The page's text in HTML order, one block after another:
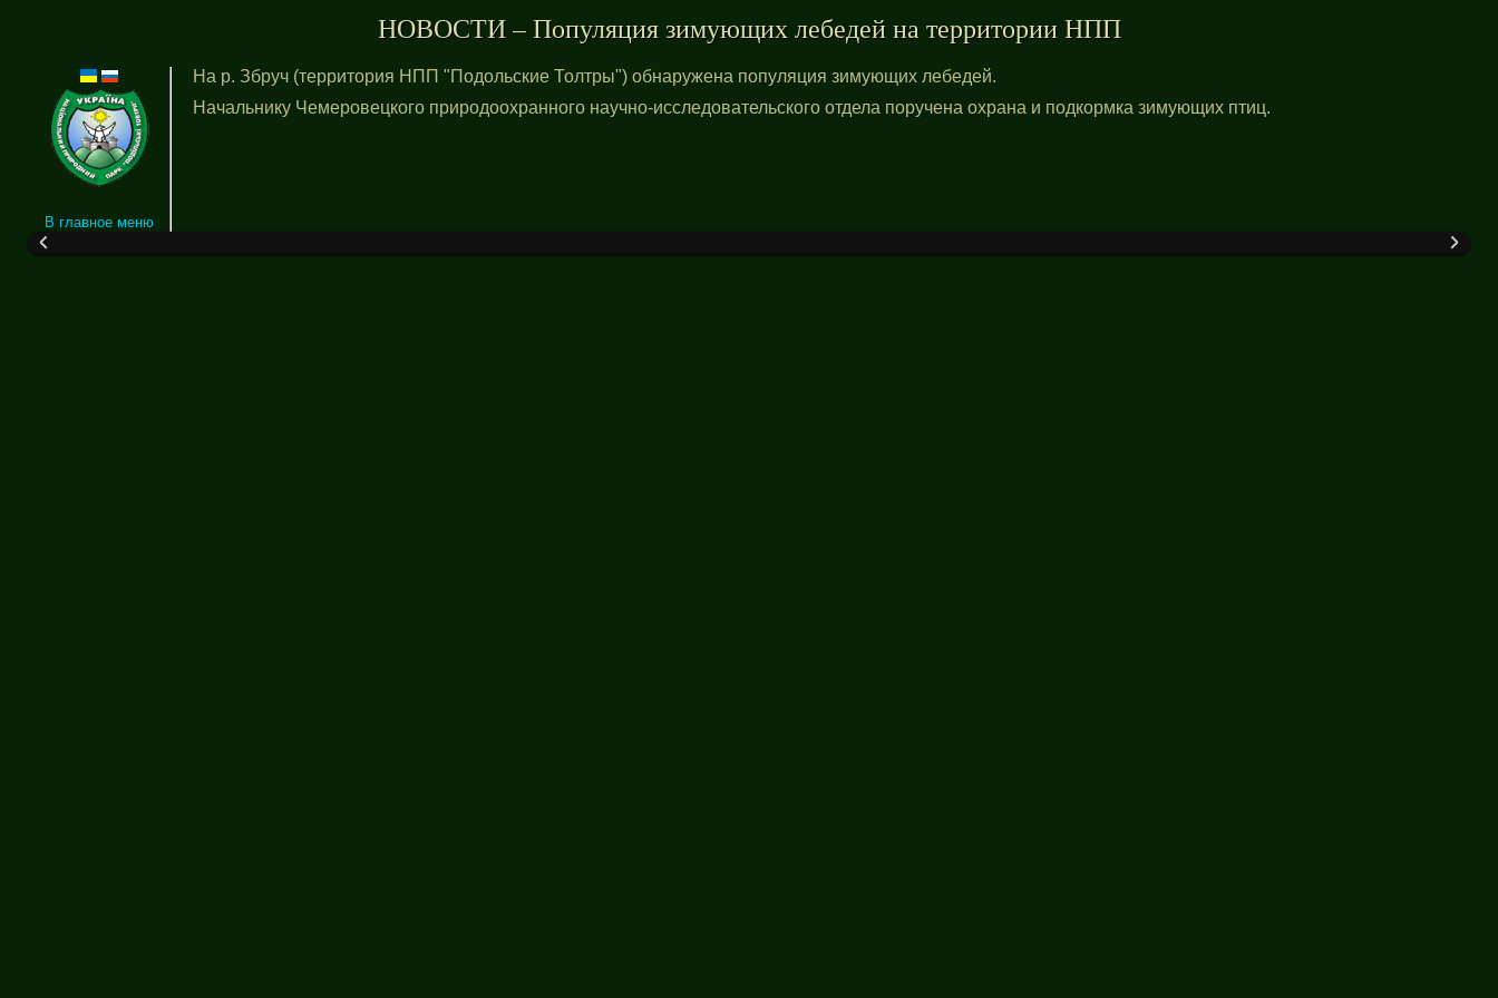
НОВОСТИ – Популяция зимующих лебедей на территории НПП
В главное меню
На р. Збруч (территория НПП "Подольские Толтры") обнаружена популяция зимующих лебедей.
Начальнику Чемеровецкого природоохранного научно-исследовательского отдела поручена охрана и подкормка зимующих птиц.